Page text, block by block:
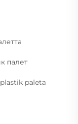
палет
paleta